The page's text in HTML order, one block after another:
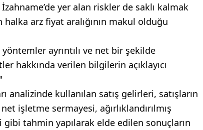
yer alan riskler de saklı kalmak
halka arz fiyat aralığının makul olduğu
ayrıntılı ve net bir şekilde
hakkında verilen bilgilerin açıklayıcı
analizinde kullanılan satış gelirleri, satışların
işletme sermayesi, ağırlıklandırılmış
tahmin yapılarak elde edilen sonuçların